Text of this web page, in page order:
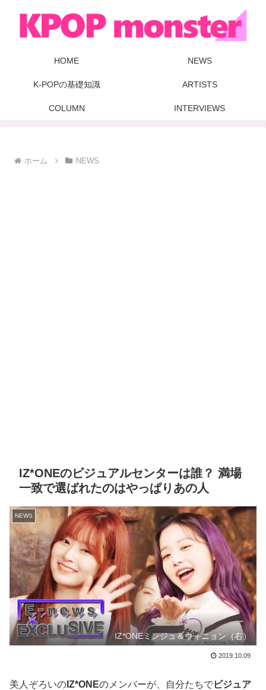
HOME NEWS
K-POPの基礎知識 ARTISTS
COLUMN INTERVIEWS
ホーム NEWS
IZ*ONEのビジュアルセンターは誰？ 満場
一致で選ばれたのはやっぱりあの人
NEWS
IZ*ONEミンジュ＆ウォニョン（右）
2019.10.09
美人ぞろいの IZ*ONEのメンバーが、自分たちでビジュア